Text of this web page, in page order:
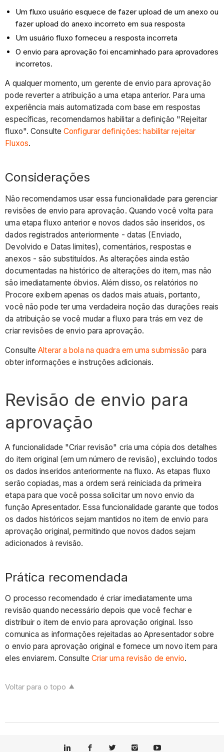
Um fluxo usuário esquece de fazer upload de um anexo ou
fazer upload do anexo incorreto em sua resposta
Um usuário fluxo forneceu a resposta incorreta
O envio para aprovação foi encaminhado para aprovadores
incorretos.
A qualquer momento, um gerente de envio para aprovação
pode reverter a atribuição a uma etapa anterior. Para uma
experiência mais automatizada com base em respostas
específicas, recomendamos habilitar a definição "Rejeitar
fluxo". ConsulteConfigurar definições: habilitar rejeitar
Fluxos.
Considerações
Não recomendamos usar essa funcionalidade para gerenciar
revisões de envio para aprovação. Quando você volta para
uma etapa fluxo anterior e novos dados são inseridos, os
dados registrados anteriormente - datas (Enviado,
Devolvido e Datas limites), comentários, respostas e
anexos - são substituídos. As alterações ainda estão
documentadas na histórico de alterações do item, mas não
são imediatamente óbvios. Além disso, os relatórios no
Procore exibem apenas os dados mais atuais, portanto,
você não pode ter uma verdadeira noção das durações reais
da atribuição se você mudar a fluxo para trás em vez de
criar revisões de envio para aprovação.
ConsulteAlterar a bola na quadra em uma submissão para
obter informações e instruções adicionais.
Revisão de envio para
aprovação
A funcionalidade "Criar revisão" cria uma cópia dos detalhes
do item original (em um número de revisão), excluindo todos
os dados inseridos anteriormente na fluxo. As etapas fluxo
serão copiadas, mas a ordem será reiniciada da primeira
etapa para que você possa solicitar um novo envio da
função Apresentador. Essa funcionalidade garante que todos
os dados históricos sejam mantidos no item de envio para
aprovação original, permitindo que novos dados sejam
adicionados à revisão.
Prática recomendada
O processo recomendado é criar imediatamente uma
revisão quando necessário depois que você fechar e
distribuir o item de envio para aprovação original. Isso
comunica as informações rejeitadas ao Apresentador sobre
o envio para aprovação original e fornece um novo item para
eles enviarem. Consulte Criar uma revisão de envio.
Voltar para o topo